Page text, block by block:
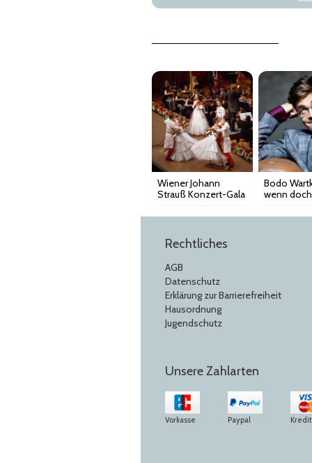
Wiener Johann
Strauß Konzert-Gala
Bodo
wenn
Rechtliches
AGB
Datenschutz
Erklärung zur Barrierefreiheit
Hausordnung
Jugendschutz
Unsere Zahlarten
Vorkasse Paypal